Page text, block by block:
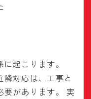
起こります。
対応は、工事と
要があります。 実